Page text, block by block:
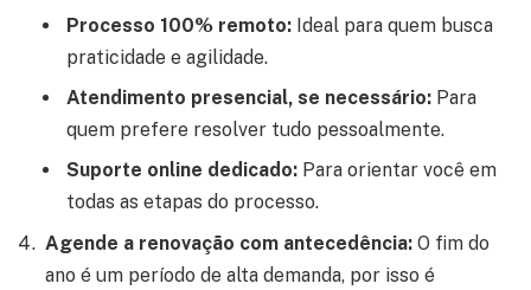
Processo 100% remoto: Ideal para quem busca
praticidade e agilidade.
Atendimento presencial, se necessário: Para
quem prefere resolver tudo pessoalmente.
Suporte online dedicado: Para orientar você em
todas as etapas do processo.
Agende a renovação com antecedência: O fim do
ano é um período de alta demanda, por isso é